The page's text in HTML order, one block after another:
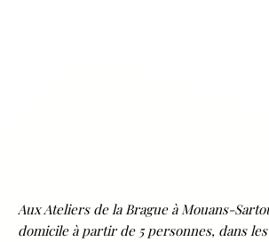
Aux Ateliers de la Brague à Mouans-
domicile à partir de 5 personnes, dans